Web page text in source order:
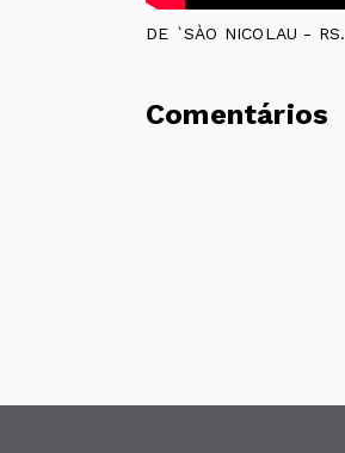
DE `SÀO NICOLAU - RS.
Comentários